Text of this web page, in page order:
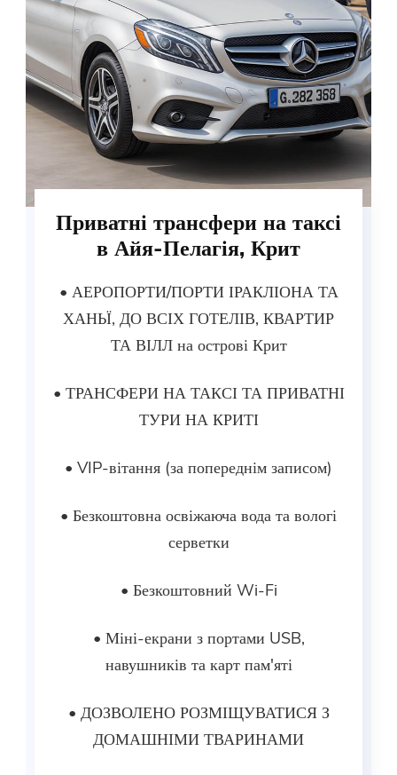
Приватні трансфери на таксі
в Айя-Пелагія, Крит
• АЕРОПОРТИ/ПОРТИ ІРАКЛІОНА ТА
ХАНЬЇ, ДО ВСІХ ГОТЕЛІВ, КВАРТИР
ТА ВІЛЛ на острові Крит
• ТРАНСФЕРИ НА ТАКСІ ТА ПРИВАТНІ
ТУРИ НА КРИТІ
• VIP-вітання (за попереднім записом)
• Безкоштовна освіжаюча вода та вологі
серветки
• Безкоштовний Wi-Fi
• Міні-екрани з портами USB,
навушників та карт пам'яті
• ДОЗВОЛЕНО РОЗМІЩУВАТИСЯ З
ДОМАШНІМИ ТВАРИНАМИ